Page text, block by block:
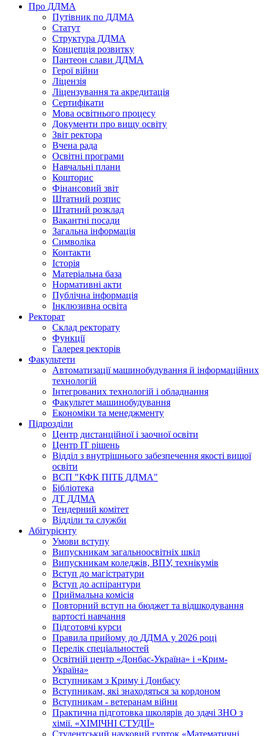
Про ДДМА
Путівник по ДДМА
Статут
Структура ДДМА
Концепція розвитку
Пантеон слави ДДМА
Герої війни
Ліцензія
Ліцензування та акредитація
Сертифікати
Мова освітнього процесу
Документи про вищу освіту
Звіт ректора
Вчена рада
Освітні програми
Навчальні плани
Кошторис
Фінансовий звіт
Штатний розпис
Штатний розклад
Вакантні посади
Загальна інформація
Символіка
Контакти
Історія
Матеріальна база
Нормативні акти
Публічна інформація
Інклюзивна освіта
Ректорат
Склад ректорату
Функції
Галерея ректорів
Факультети
Автоматизації машинобудування й інформаційних
технологій
Інтегрованих технологій і обладнання
Факультет машинобудування
Економіки та менеджменту
Підрозділи
Центр дистанційної і заочної освіти
Центр ІТ рішень
Відділ з внутрішнього забезпечення якості вищої
освіти
ВСП "КФК ПІТБ ДДМА"
Бібліотека
ДТ ДДМА
Тендерний комітет
Відділи та служби
Абітурієнту
Умови вступу
Випускникам загальноосвітніх шкіл
Випускникам коледжів, ВПУ, технікумів
Вступ до магістратури
Вступ до аспірантури
Приймальна комісія
Повторний вступ на бюджет та відшкодування
вартості навчання
Підготовчі курси
Правила прийому до ДДМА у 2026 році
Перелік спеціальностей
Освітній центр «Донбас-Україна» і «Крим-
Україна»
Вступникам з Криму і Донбасу
Вступникам, які знаходяться за кордоном
Вступникам - ветеранам війни
Практична підготовка школярів до здачі ЗНО з
хімії. «ХІМІЧНІ СТУДІЇ»
Студентський науковий гурток «Математичні